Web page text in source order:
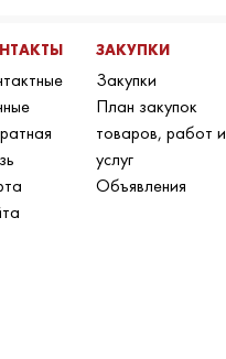
ЗАКУПКИ
Закупки
План закупок
товаров, работ и
услуг
Объявления